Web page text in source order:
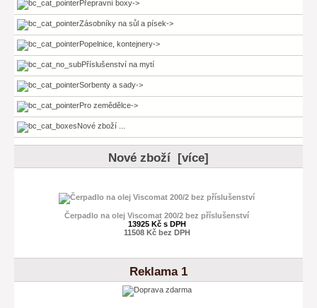
Přepravní boxy->
Zásobníky na sůl a písek->
Popelnice, kontejnery->
Příslušenství na mytí
Sorbenty a sady->
Pro zemědělce->
Nové zboží ...
Nové zboží [více]
Čerpadlo na olej Viscomat 200/2 bez příslušenství
13925 Kč s DPH
11508 Kč bez DPH
Reklama 1